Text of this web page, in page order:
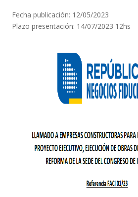
Fecha publicación: 12/05/2023
Plazo presentación: 14/07/2023 12hs